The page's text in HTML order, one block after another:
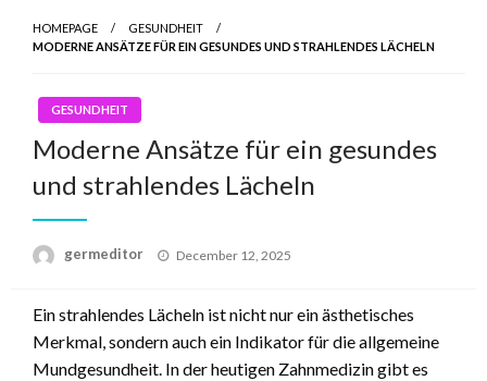
HOMEPAGE
GESUNDHEIT
MODERNE ANSÄTZE FÜR EIN GESUNDES UND STRAHLENDES LÄCHELN
GESUNDHEIT
Moderne Ansätze für ein gesundes
und strahlendes Lächeln
germeditor
Posted
December 12, 2025
Ein strahlendes Lächeln ist nicht nur ein ästhetisches
Merkmal, sondern auch ein Indikator für die allgemeine
Mundgesundheit. In der heutigen Zahnmedizin gibt es